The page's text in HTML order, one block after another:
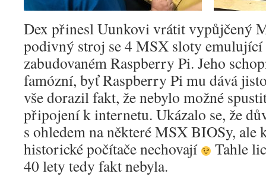
Dex přinesl Uunkovi vrátit vypůjčený
podivný stroj se 4 MSX sloty
zabudovaném Raspberry Pi. Jeho
famózní, byť Raspberry Pi mu dává
vše dorazil fakt, že nebylo možné
připojení k internetu. Ukázalo se, že
s ohledem na některé MSX BIOSy, ale
historické počítače nechovají
Tahle
40 lety tedy fakt nebyla.